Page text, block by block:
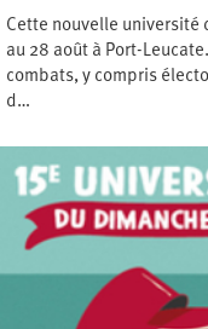
Cette nouvelle université
au 28 août à Port-
combats, y compris
d…